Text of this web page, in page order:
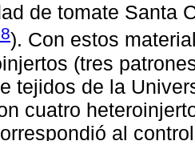
de tomate Santa
). Con estos
(tres
tejidos de la
cuatro
al